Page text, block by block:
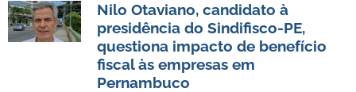
Nilo Otaviano, candidato à
presidência do Sindifisco-PE,
questiona impacto de benefício
fiscal às empresas em
Pernambuco